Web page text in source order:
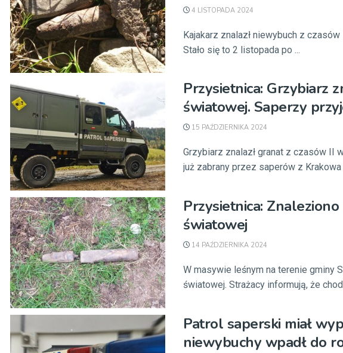
4 LISTOPADA 2024
Kajakarz znalazł niewybuch z
Stało się to 2 listopada po ...
Przysietnica: Grzybiarz
światowej. Saperzy
15 PAŹDZIERNIKA 2024
Grzybiarz znalazł granat z czasów II
już zabrany przez saperów z Krakowa
Przysietnica:
światowej
14 PAŹDZIERNIKA 2024
W masywie leśnym na terenie gminy
światowej. Strażacy informują, że
Patrol saperski miał
niewybuchy wpadł do